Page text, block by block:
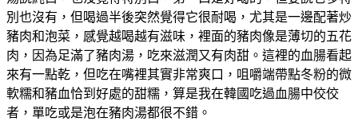
別也沒有，但喝過半後突然覺得它很耐喝，尤其是一邊配著炒
豬肉和泡菜，感覺越喝越有滋味，裡面的豬肉像是薄切的五花
肉，因為足滿了豬肉湯，吃來滋潤又有肉甜。這裡的血腸看起
來有一點乾，但吃在嘴裡其實非常爽口，咀嚼端帶點冬粉的微
軟糯和豬血恰到好處的甜糯，算是我在韓國吃過血腸中佼佼
者，單吃或是泡在豬肉湯都很不錯。